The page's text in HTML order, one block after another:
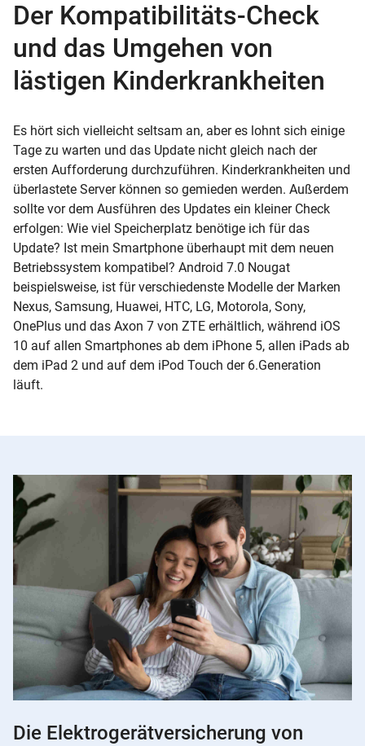
Der Kompatibilitäts-Check
und das Umgehen von
lästigen Kinderkrankheiten
Es hört sich vielleicht seltsam an, aber es lohnt sich einige
Tage zu warten und das Update nicht gleich nach der
ersten Aufforderung durchzuführen. Kinderkrankheiten und
überlastete Server können so gemieden werden. Außerdem
sollte vor dem Ausführen des Updates ein kleiner Check
erfolgen: Wie viel Speicherplatz benötige ich für das
Update? Ist mein Smartphone überhaupt mit dem neuen
Betriebssystem kompatibel? Android 7.0 Nougat
beispielsweise, ist für verschiedenste Modelle der Marken
Nexus, Samsung, Huawei, HTC, LG, Motorola, Sony,
OnePlus und das Axon 7 von ZTE erhältlich, während iOS
10 auf allen Smartphones ab dem iPhone 5, allen iPads ab
dem iPad 2 und auf dem iPod Touch der 6.Generation
läuft.
Die Elektrogerätversicherung von